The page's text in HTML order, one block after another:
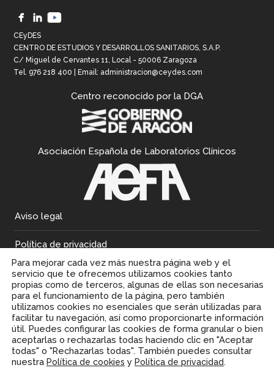
CEyDES
CENTRO DE ESTUDIOS Y DESARROLLOS SANITARIOS, S.A.P.
C/ Miguel de Cervantes 11, Local - 50006 Zaragoza
Tel. 976 218 400 | Email: administracion@ceydes.com
Centro reconocido por la DGA
Asociación Española de Laboratorios Clínicos
Aviso legal
Política de privacidad
Política de cookies
Para mejorar cada vez más nuestra página web y el
servicio que te ofrecemos utilizamos cookies tanto
propias como de terceros, algunas de ellas son necesarias
para el funcionamiento de la página, pero también
utilizamos cookies no esenciales que serán utilizadas para
facilitar tu navegación, así como proporcionarte información
útil. Puedes configurar las cookies de forma granular o bien
aceptarlas o rechazarlas todas haciendo clic en "Aceptar
todas" o "Rechazarlas todas". También puedes consultar
nuestra Política de cookies y Política de privacidad.